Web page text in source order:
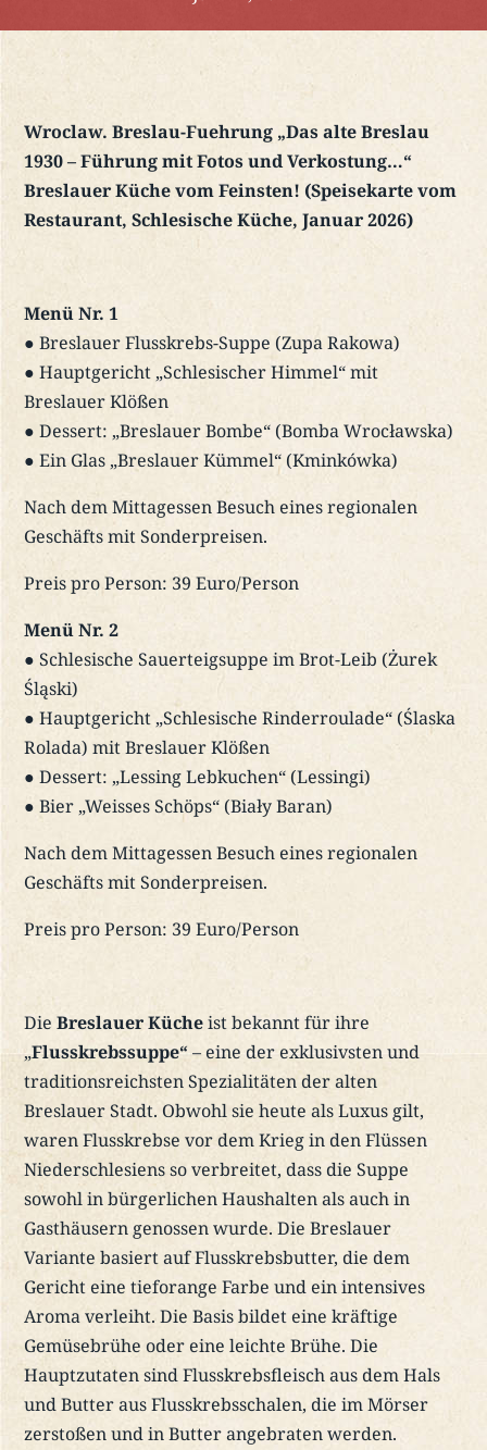
Wroclaw. Breslau-Fuehrung „Das alte Breslau
1930 – Führung mit Fotos und Verkostung…“
Breslauer Küche vom Feinsten! (Speisekarte vom
Restaurant, Schlesische Küche, Januar 2026)
Menü Nr. 1
● Breslauer Flusskrebs-Suppe (Zupa Rakowa)
● Hauptgericht „Schlesischer Himmel“ mit
Breslauer Klößen
● Dessert: „Breslauer Bombe“ (Bomba Wrocławska)
● Ein Glas „Breslauer Kümmel“ (Kminkówka)
Nach dem Mittagessen Besuch eines regionalen
Geschäfts mit Sonderpreisen.
Preis pro Person: 39 Euro/Person
Menü Nr. 2
● Schlesische Sauerteigsuppe im Brot-Leib (Żurek
Śląski)
● Hauptgericht „Schlesische Rinderroulade“ (Ślaska
Rolada) mit Breslauer Klößen
● Dessert: „Lessing Lebkuchen“ (Lessingi)
● Bier „Weisses Schöps“ (Biały Baran)
Nach dem Mittagessen Besuch eines regionalen
Geschäfts mit Sonderpreisen.
Preis pro Person: 39 Euro/Person
DieBreslauer Kücheist bekannt für ihre
„Flusskrebssuppe“ – eine der exklusivsten und
traditionsreichsten Spezialitäten der alten
Breslauer Stadt. Obwohl sie heute als Luxus gilt,
waren Flusskrebse vor dem Krieg in den Flüssen
Niederschlesiens so verbreitet, dass die Suppe
sowohl in bürgerlichen Haushalten als auch in
Gasthäusern genossen wurde. Die Breslauer
Variante basiert auf Flusskrebsbutter, die dem
Gericht eine tieforange Farbe und ein intensives
Aroma verleiht. Die Basis bildet eine kräftige
Gemüsebrühe oder eine leichte Brühe. Die
Hauptzutaten sind Flusskrebsfleisch aus dem Hals
und Butter aus Flusskrebsschalen, die im Mörser
zerstoßen und in Butter angebraten werden.